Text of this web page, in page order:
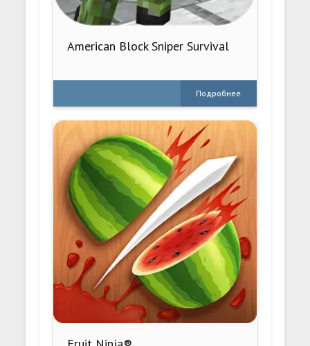
American Block Sniper Survival
Подробнее